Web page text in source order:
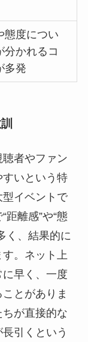
態度につい
分かれるコ
多発
者やファン
いという特
イベントで
距離感”や“態
く、結果的に
。ネット上
早く、一度
とがありま
が直接的な
引くという